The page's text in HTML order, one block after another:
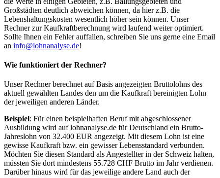
Großstädten deutlich abweichen können, da hier z.B. die
Lebenshaltungskosten wesentlich höher sein können. Unser
Rechner zur Kaufkraftberechnung wird laufend weiter optimiert.
Sollte Ihnen ein Fehler auffallen, schreiben Sie uns gerne eine Email
an info@lohnanalyse.de!
Wie funktioniert der Rechner?
Unser Rechner berechnet auf Basis angezeigten Bruttolohns des
aktuell gewählten Landes den um die Kaufkraft bereinigten Lohn
der jeweiligen anderen Länder.
Beispiel: Für einen beispielhaften Beruf mit abgeschlossener
Ausbildung wird auf lohnanalyse.de für Deutschland ein Brutto-
Jahreslohn von 32.400 EUR angezeigt. Mit diesem Lohn ist eine
gewisse Kaufkraft bzw. ein gewisser Lebensstandard verbunden.
Möchten Sie diesen Standard als Angestellter in der Schweiz halten,
müssten Sie dort mindestens 55.728 CHF Brutto im Jahr verdienen.
Darüber hinaus wird für das jeweilige andere Land auch der